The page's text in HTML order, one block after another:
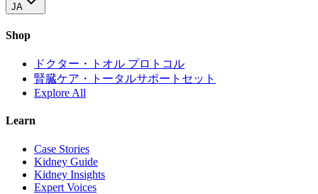
JA
Shop
ドクター・トオル プロトコル
腎臓ケア・トータルサポートセット
Explore All
Learn
Case Stories
Kidney Guide
Kidney Insights
Expert Voices